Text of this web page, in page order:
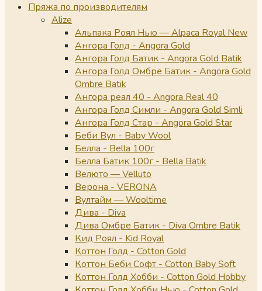
Пряжа по производителям
Alize
Альпака Роял Нью — Alpaca Royal New
Ангора Голд - Angora Gold
Ангора Голд Батик - Angora Gold Batik
Ангора Голд Омбре Батик - Angora Gold
Ombre Batik
Ангора реал 40 - Angora Real 40
Ангора Голд Симли - Angora Gold Simli
Ангора Голд Стар - Angora Gold Star
Беби Вул - Baby Wool
Белла - Bella 100г
Белла Батик 100г - Bella Batik
Велюто — Velluto
Верона - VERONA
Вултайм — Wooltime
Дива - Diva
Дива Омбре Батик - Diva Ombre Batik
Кид Роял - Kid Royal
Коттон Голд - Cotton Gold
Коттон Беби Софт - Cotton Baby Soft
Коттон Голд Хобби - Cotton Gold Hobby